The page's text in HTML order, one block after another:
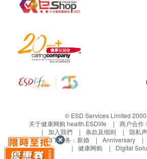
© ESD Services Limited
关于健康网购 health.ESDlife
商户合作
加入我們
条款及细则 隐私
生活易旗下业务： 新婚 Anniversary
健康网购
Digital